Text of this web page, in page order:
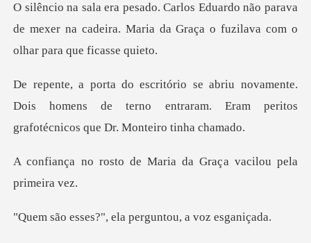
não parava
de mexer na cadeira. Maria da Graça
mente.
Dois homens de terno entraram. Eram peri
de Maria da Graça vac
, ela perguntou,